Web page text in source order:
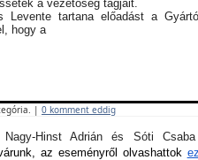
a vezetőség tagjait.
Levente tartana előadást a
hogy a
| 0 komment eddig
Nagy-Hinst Adrián és Sóti
az eseményről olvashattok